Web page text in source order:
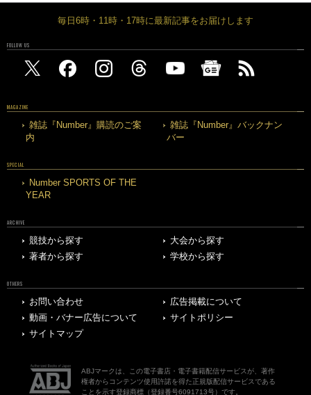
毎日6時・11時・17時に最新記事をお届けします
FOLLOW US
MAGAZINE
雑誌『Number』購読のご案
内
雑誌『Number』バックナン
バー
SPECIAL
Number SPORTS OF THE
YEAR
ARCHIVE
競技から探す
大会から探す
著者から探す
学校から探す
OTHERS
お問い合わせ
広告掲載について
動画・バナー広告について
サイトポリシー
サイトマップ
ABJマークは、この電子書店・電子書籍配信サービスが、著作
権者からコンテンツ使用許諾を得た正規版配信サービスである
ことを示す登録商標（登録番号6091713号）です。